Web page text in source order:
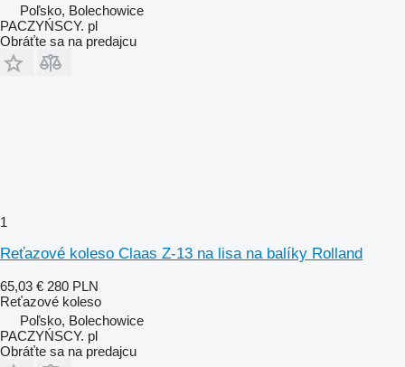
Poľsko, Bolechowice
PACZYŃSCY. pl
Obráťte sa na predajcu
1
Reťazové koleso Claas Z-13 na lisa na balíky Rolland
65,03 € 280 PLN
Reťazové koleso
Poľsko, Bolechowice
PACZYŃSCY. pl
Obráťte sa na predajcu